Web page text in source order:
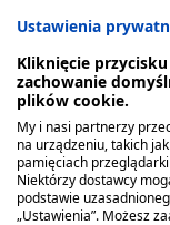
przyjmować
Opis
Ustawienia
Kliknięcie
zachowanie
plików cookie.
My i nasi partnerzy
na urządzeniu, takich
pamięciach
Niektórzy dostawcy
podstawie
„Ustawienia”. Możesz